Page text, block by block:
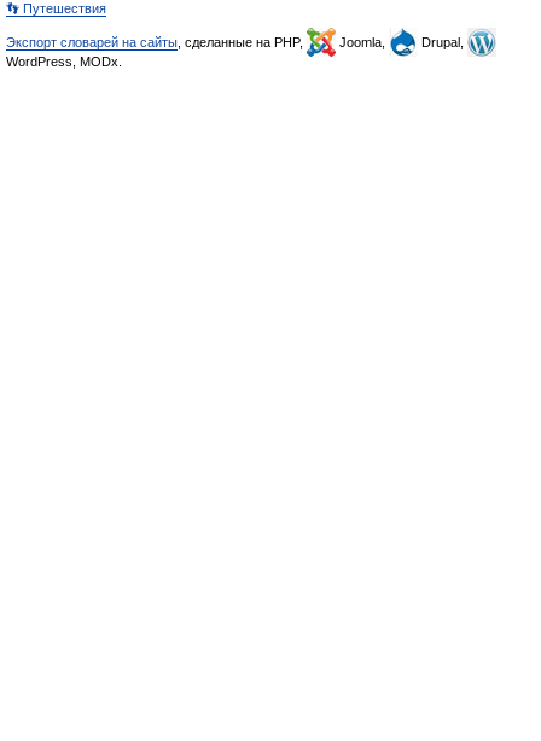
👣 Путешествия
Экспорт словарей на сайты , сделанные на PHP, Joomla,
Drupal,
WordPress, MODx.